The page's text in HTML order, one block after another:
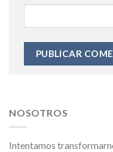
NOSOTROS
Intentamos